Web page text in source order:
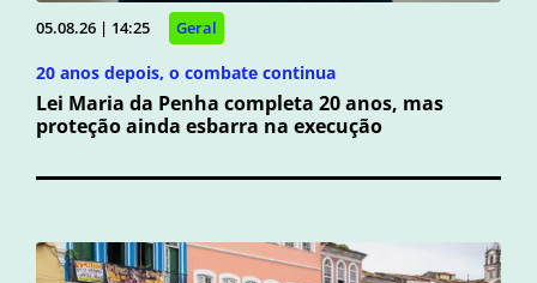
05.08.26 | 14:25 Geral
20 anos depois, o combate continua
Lei Maria da Penha completa 20 anos, mas
proteção ainda esbarra na execução